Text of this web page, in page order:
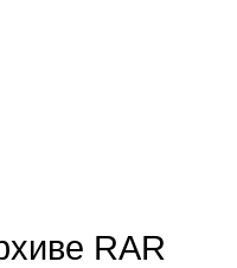
RAR